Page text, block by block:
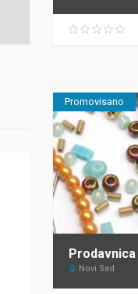
Promovisano
Novi Sad